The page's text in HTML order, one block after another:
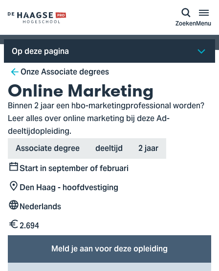
Logo
van
De
Haagse
Hogeschool,
ga
naar
de
homepagina
ZoekenMenu
Op deze pagina
Breadcrumb
Onze Associate degrees
Online Marketing
Binnen 2 jaar een hbo-marketingprofessional worden?
Leer alles over online marketing bij deze Ad-
deeltijdopleiding.
Type
Associate degree Variant
deeltijd Duration
2 jaar
StartStart in september of februari
Locatie
Den Haag - hoofdvestiging
TaalNederlands
Kosten
2.694
Meld je aan voor deze opleiding